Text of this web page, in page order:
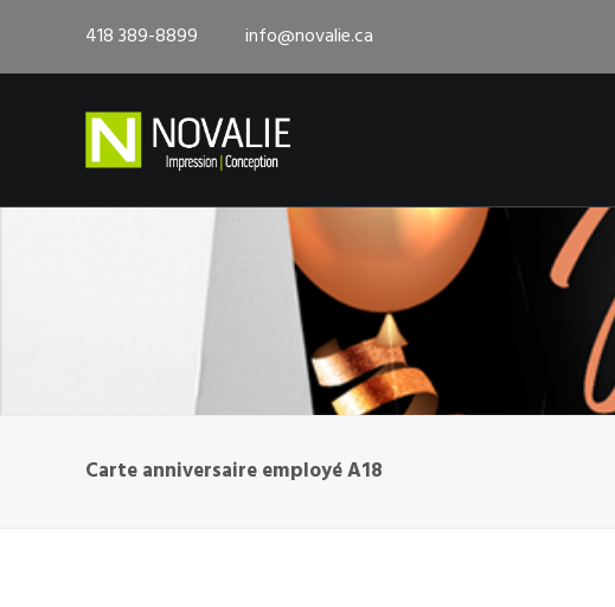
418 389-8899 info@novalie.ca
Carte anniversaire employé A18